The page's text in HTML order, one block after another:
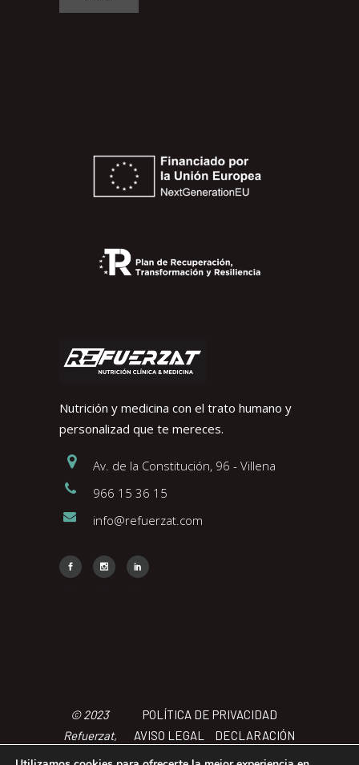
Nutrición y medicina con el trato humano y
personalizad que te mereces.
Av. de la Constitución, 96 - Villena
966 15 36 15
info@refuerzat.com
© 2023
Refuerzat,
Todos los
POLÍTICA DE PRIVACIDAD
AVISO LEGAL
DECLARACIÓN
DE ACCCESIBILIDAD
POLÍTICA